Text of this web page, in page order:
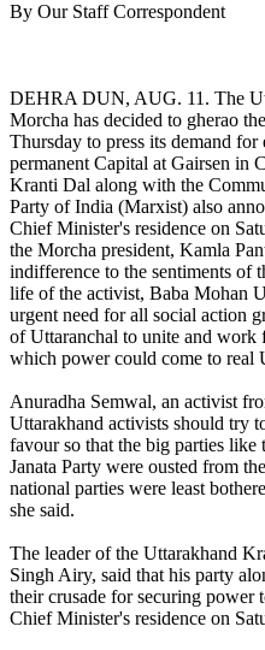
By Our Staff Correspondent
DEHRA DUN, AUG. 11. The
Morcha has decided to gherao
Thursday to press its demand for
permanent Capital at Gairsen in
Kranti Dal along with the
Party of India (Marxist) also
Chief Minister's residence on
the Morcha president, Kamla
indifference to the sentiments of
life of the activist, Baba Mohan
urgent need for all social action
of Uttaranchal to unite and work
which power could come to real
Anuradha Semwal, an activist
Uttarakhand activists should try
favour so that the big parties like
Janata Party were ousted from
national parties were least
she said.
The leader of the Uttarakhand
Singh Airy, said that his party
their crusade for securing power
Chief Minister's residence on